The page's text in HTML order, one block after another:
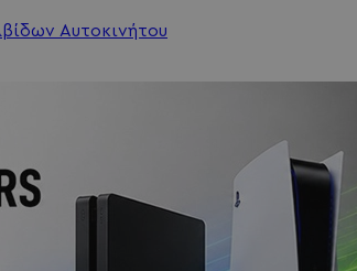
Αυτοκινήτου